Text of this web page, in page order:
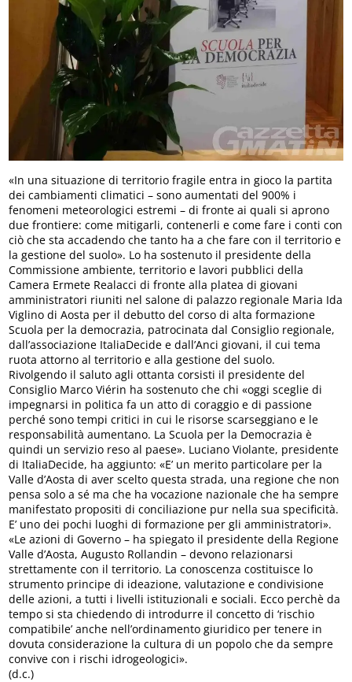
«In una situazione di territorio fragile entra in gioco la partita
dei cambiamenti climatici – sono aumentati del 900% i
fenomeni meteorologici estremi – di fronte ai quali si aprono
due frontiere: come mitigarli, contenerli e come fare i conti con
ciò che sta accadendo che tanto ha a che fare con il territorio e
la gestione del suolo». Lo ha sostenuto il presidente della
Commissione ambiente, territorio e lavori pubblici della
Camera Ermete Realacci di fronte alla platea di giovani
amministratori riuniti nel salone di palazzo regionale Maria Ida
Viglino di Aosta per il debutto del corso di alta formazione
Scuola per la democrazia, patrocinata dal Consiglio regionale,
dall’associazione ItaliaDecide e dall’Anci giovani, il cui tema
ruota attorno al territorio e alla gestione del suolo.
Rivolgendo il saluto agli ottanta corsisti il presidente del
Consiglio Marco Viérin ha sostenuto che chi «oggi sceglie di
impegnarsi in politica fa un atto di coraggio e di passione
perché sono tempi critici in cui le risorse scarseggiano e le
responsabilità aumentano. La Scuola per la Democrazia è
quindi un servizio reso al paese». Luciano Violante, presidente
di ItaliaDecide, ha aggiunto: «E’ un merito particolare per la
Valle d’Aosta di aver scelto questa strada, una regione che non
pensa solo a sé ma che ha vocazione nazionale che ha sempre
manifestato propositi di conciliazione pur nella sua specificità.
E’ uno dei pochi luoghi di formazione per gli amministratori».
«Le azioni di Governo – ha spiegato il presidente della Regione
Valle d’Aosta, Augusto Rollandin – devono relazionarsi
strettamente con il territorio. La conoscenza costituisce lo
strumento principe di ideazione, valutazione e condivisione
delle azioni, a tutti i livelli istituzionali e sociali. Ecco perchè da
tempo si sta chiedendo di introdurre il concetto di ‘rischio
compatibile’ anche nell’ordinamento giuridico per tenere in
dovuta considerazione la cultura di un popolo che da sempre
convive con i rischi idrogeologici».
(d.c.)